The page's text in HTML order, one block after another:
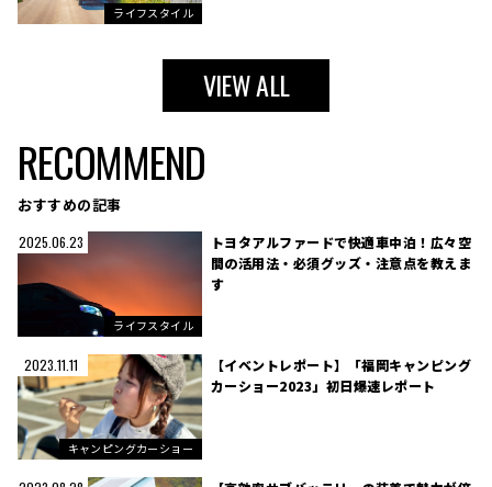
ライフスタイル
VIEW ALL
RECOMMEND
おすすめの記事
2025.06.23
ライフスタイル
トヨタアルファードで快適車中泊！広々空
間の活用法・必須グッズ・注意点を教えま
す
2023.11.11
キャンピングカーショー
【イベントレポート】「福岡キャンピング
カーショー2023」初日爆速レポート